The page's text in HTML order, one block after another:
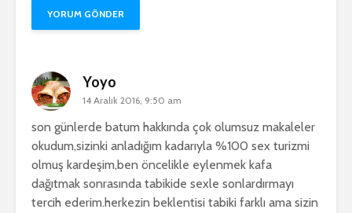
Yoyo
14 Aralık 2016, 9:50 am
son günlerde batum hakkında çok olumsuz makaleler
okudum,sizinki anladığım kadarıyla %100 sex turizmi
olmuş kardeşim,ben öncelikle eylenmek kafa
dağıtmak sonrasında tabikide sexle sonlardırmayı
tercih ederim.herkezin beklentisi tabiki farklı ama sizin